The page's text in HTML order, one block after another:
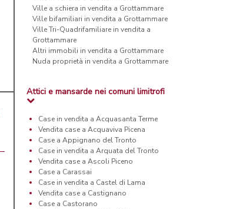
Ville a schiera in vendita a Grottammare
Ville bifamiliari in vendita a Grottammare
Ville Tri-Quadrifamiliare in vendita a
Grottammare
Altri immobili in vendita a Grottammare
Nuda proprietà in vendita a Grottammare
Attici e mansarde nei comuni limitrofi
Case in vendita a Acquasanta Terme
Vendita case a Acquaviva Picena
Case a Appignano del Tronto
Case in vendita a Arquata del Tronto
Vendita case a Ascoli Piceno
Case a Carassai
Case in vendita a Castel di Lama
Vendita case a Castignano
Case a Castorano